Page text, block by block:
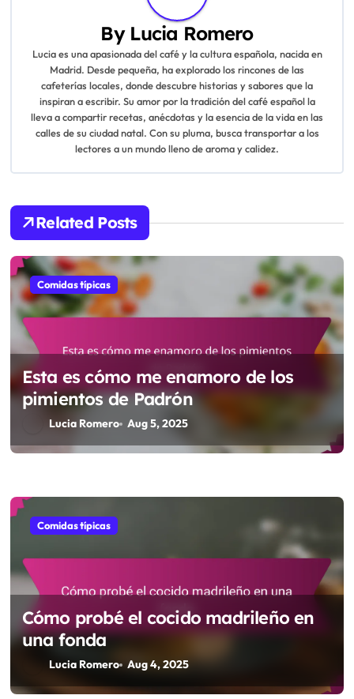
i
o
n
By Lucia Romero
Lucia es una apasionada del café y la cultura española, nacida en
Madrid. Desde pequeña, ha explorado los rincones de las
cafeterías locales, donde descubre historias y sabores que la
inspiran a escribir. Su amor por la tradición del café español la
lleva a compartir recetas, anécdotas y la esencia de la vida en las
calles de su ciudad natal. Con su pluma, busca transportar a los
lectores a un mundo lleno de aroma y calidez.
Related Posts
Comidas típicas
Esta es cómo me enamoro de los
pimientos de Padrón
Lucia Romero Aug 5, 2025
Comidas típicas
Cómo probé el cocido madrileño en
una fonda
Lucia Romero Aug 4, 2025